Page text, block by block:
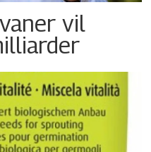
vil